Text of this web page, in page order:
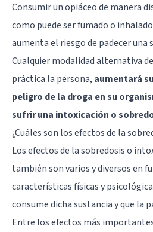
Consumir un opiáceo de manera
como puede ser fumado o
aumenta el riesgo de padecer una
Cualquier modalidad alternativa
práctica la persona, aumentará
peligro de la droga en su
sufrir una intoxicación o
¿Cuáles son los efectos de la
Los efectos de la sobredosis o
también son varios y diversos en
características físicas y
consume dicha sustancia y que la
Entre los efectos más